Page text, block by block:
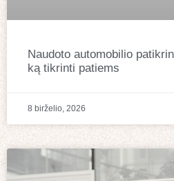
Naudoto automobilio
ką tikrinti patiems
8 birželio, 2026